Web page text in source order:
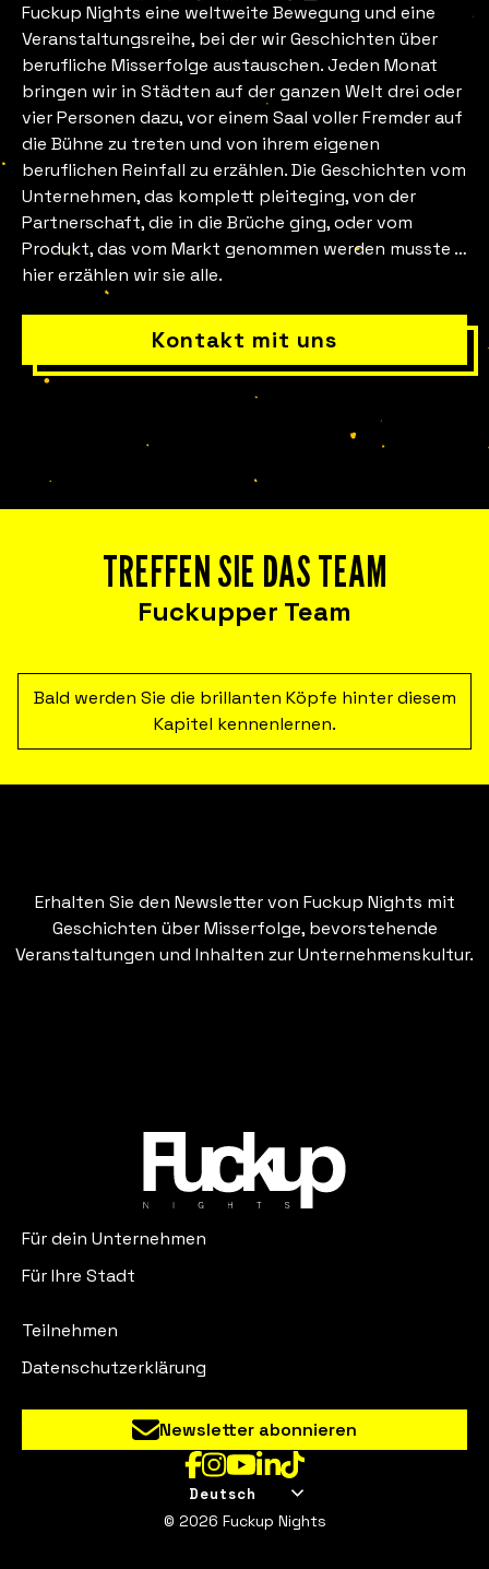
Ist in Ihrem Team wirklich alles
in Ordnung?
Erleben Sie Fuckup Nights in Ihrem
Formate, die psychologische Sicherheit
stärken, damit Teams Misserfolge als
senken, Produktivität steigern,
Mitarbeitende binden und Innovation
fördern.
Fuckup Nights eine weltweite Bewegung und eine
Veranstaltungsreihe, bei der wir Geschichten über
berufliche Misserfolge austauschen. Jeden Monat
bringen wir in Städten auf der ganzen Welt drei oder
vier Personen dazu, vor einem Saal voller Fremder auf
die Bühne zu treten und von ihrem eigenen
beruflichen Reinfall zu erzählen. Die Geschichten vom
Unternehmen, das komplett pleiteging, von der
Partnerschaft, die in die Brüche ging, oder vom
Produkt, das vom Markt genommen werden musste …
hier erzählen wir sie alle.
Kontakt mit uns
TREFFEN SIE DAS TEAM
Fuckupper Team
Bald werden Sie die brillanten Köpfe hinter diesem
Kapitel kennenlernen.
Erhalten Sie den Newsletter von Fuckup Nights mit
Geschichten über Misserfolge, bevorstehende
Veranstaltungen und Inhalten zur Unternehmenskultur.
Für dein Unternehmen
Für Ihre Stadt
Teilnehmen
Datenschutzerklärung
Newsletter abonnieren
Deutsch
© 2026 Fuckup Nights